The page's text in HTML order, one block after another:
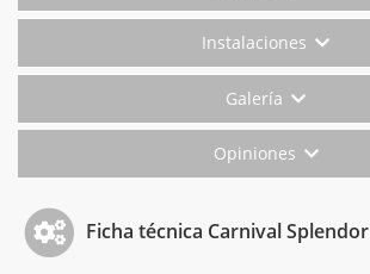
Instalaciones
Galería
Opiniones
Ficha técnica Carnival Splendor